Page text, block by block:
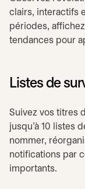
clairs, interactifs
périodes,
tendances pour
Listes de
Suivez vos titres
jusqu’à 10 listes
nommer,
notifications par
importants.